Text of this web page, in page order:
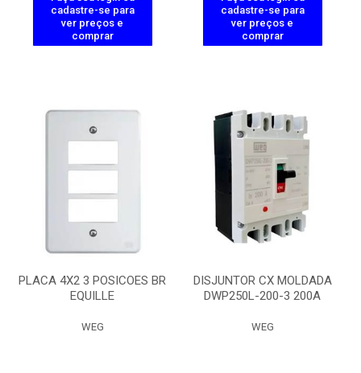
cadastre-se para
ver preços e
comprar
cadastre-se para
ver preços e
comprar
PLACA 4X2 3 POSICOES BR
EQUILLE
WEG
DISJUNTOR CX MOLDADA
DWP250L-200-3 200A
WEG